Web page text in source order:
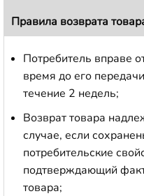
Правила возврата
Потребитель вправе
время до его
течение 2 недель;
Возврат товара
случае, если
потребительские
подтверждающий
товара;